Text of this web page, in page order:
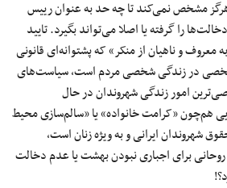
هرگز مشخص نمی‌کند تا چه حد به عنوان رییس
را گرفته یا اصلا می‌تواند بگیرد. تایید
معروف و ناهیان از منکر» که پشتوانه‌ای قانونی
در زندگی شخصی مردم است، سیاست‌های
امور زندگی شهروندان در حال
هم‌چون «کرامت خانواده» یا «سالم‌سازی محیط
شهروندان ایرانی و به ویژه زنان است،
برای اجباری نبودن بهشت یا عدم دخالت